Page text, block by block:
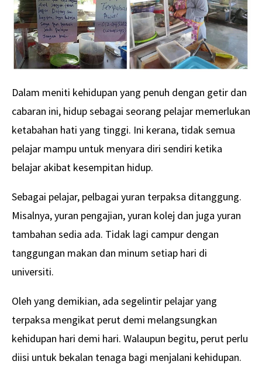
Dalam meniti kehidupan yang penuh dengan getir dan
cabaran ini, hidup sebagai seorang pelajar memerlukan
ketabahan hati yang tinggi. Ini kerana, tidak semua
pelajar mampu untuk menyara diri sendiri ketika
belajar akibat kesempitan hidup.
Sebagai pelajar, pelbagai yuran terpaksa ditanggung.
Misalnya, yuran pengajian, yuran kolej dan juga yuran
tambahan sedia ada. Tidak lagi campur dengan
tanggungan makan dan minum setiap hari di
universiti.
Oleh yang demikian, ada segelintir pelajar yang
terpaksa mengikat perut demi melangsungkan
kehidupan hari demi hari. Walaupun begitu, perut perlu
diisi untuk bekalan tenaga bagi menjalani kehidupan.